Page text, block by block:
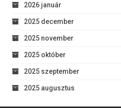
2026 január
2025 december
2025 november
2025 október
2025 szeptember
2025 augusztus